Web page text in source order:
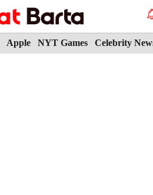
Apple NYT Games Celebrity